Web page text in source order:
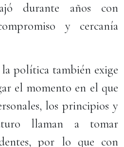
durante años con
y cercanía
política también exige
el momento en el que
los principios y
llaman a tomar
por lo que con